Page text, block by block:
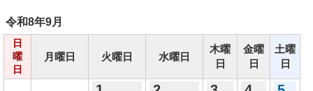
令和8年9月
日
曜
日
月曜日 火曜日 水曜日
木曜
日
金曜
日
土曜
日